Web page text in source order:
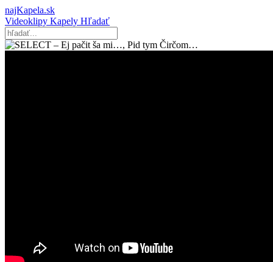
najKapela.sk
Videoklipy Kapely Hľadať